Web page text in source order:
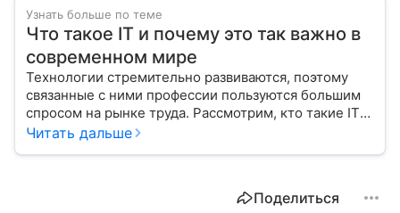
Узнать больше по теме
Что такое IT и почему это так важно в
современном мире
Технологии стремительно развиваются, поэтому
связанные с ними профессии пользуются большим
спросом на рынке труда. Рассмотрим, кто такие IT-
специалисты, и узнаем, как попасть в эту сферу
Читать дальше
Поделиться